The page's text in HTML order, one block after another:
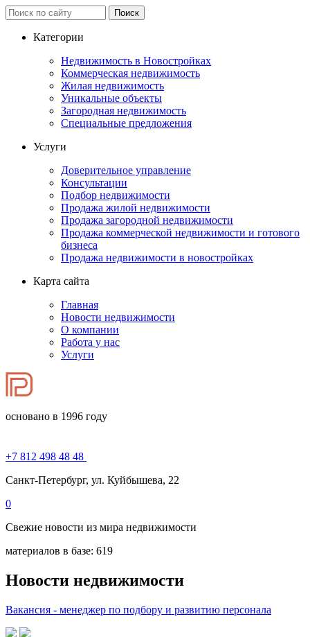
Категории
Недвижимость в Новостройках
Коммерческая недвижимость
Жилая недвижимость
Уникальные объекты
Загородная недвижимость
Специальные предложения
Услуги
Доверительное управление
Консультации
Подбор недвижимости
Продажа жилой недвижимости
Продажа загородной недвижимости
Продажа коммерческой недвижимости и готового
бизнеса
Продажа недвижимости в новостройках
Карта сайта
Главная
Новости недвижимости
О компании
Работа у нас
Услуги
основано в 1996 году
+7 812 498 48 48
Санкт-Петербург, ул. Куйбышева, 22
0
Свежие новости из мира недвижимости
материалов в базе: 619
Новости недвижимости
Вакансия - менеджер по подбору и развитию персонала